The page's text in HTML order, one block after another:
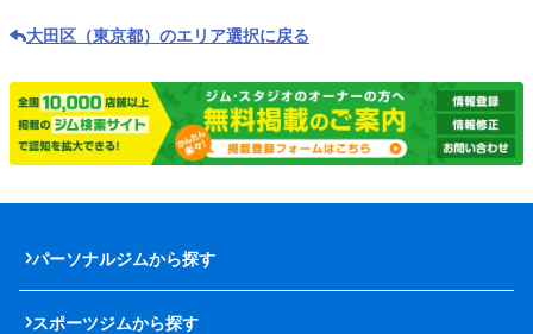
大田区（東京都）のエリア選択に戻る
パーソナルジムから探す
スポーツジムから探す